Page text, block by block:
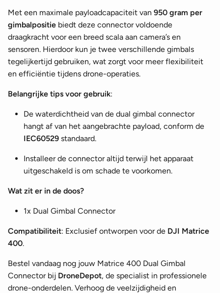
Met een maximale payloadcapaciteit van 950 gram per
gimbalpositie biedt deze connector voldoende
draagkracht voor een breed scala aan camera’s en
sensoren. Hierdoor kun je twee verschillende gimbals
tegelijkertijd gebruiken, wat zorgt voor meer flexibiliteit
en efficiëntie tijdens drone-operaties.
Belangrijke tips voor gebruik:
De waterdichtheid van de dual gimbal connector
hangt af van het aangebrachte payload, conform de
IEC60529 standaard.
Installeer de connector altijd terwijl het apparaat
uitgeschakeld is om schade te voorkomen.
Wat zit er in de doos?
1x Dual Gimbal Connector
Compatibiliteit: Exclusief ontworpen voor de DJI Matrice
400.
Bestel vandaag nog jouw Matrice 400 Dual Gimbal
Connector bij DroneDepot, de specialist in professionele
drone-onderdelen. Verhoog de veelzijdigheid en